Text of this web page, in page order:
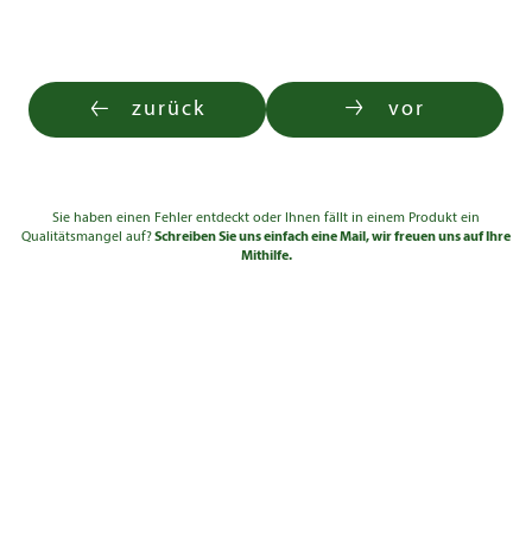
zurück vor
Sie haben einen Fehler entdeckt oder Ihnen fällt in einem Produkt ein
Qualitätsmangel auf?Schreiben Sie uns einfach eine Mail, wir freuen uns auf Ihre
Mithilfe.